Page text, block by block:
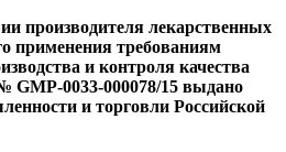
производителя лекарственных
применения требованиям
и контроля качества
GMP-0033-000078/15 выдано
и торговли Российской